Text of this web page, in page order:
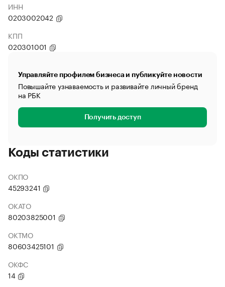
ИНН
0203002042
КПП
020301001
Управляйте профилем бизнеса и публикуйте новости
Повышайте узнаваемость и развивайте личный бренд
на РБК
Получить доступ
Коды статистики
ОКПО
45293241
ОКАТО
80203825001
ОКТМО
80603425101
ОКФС
14